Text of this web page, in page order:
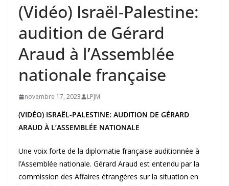
(Vidéo) Israël-Palestine:
audition de Gérard
Araud à l’Assemblée
nationale française
novembre 17, 2023 LPJM
(VIDÉO) ISRAËL-PALESTINE: AUDITION DE GÉRARD
ARAUD À L’ASSEMBLÉE NATIONALE
Une voix forte de la diplomatie française auditionnée à
l’Assemblée nationale. Gérard Araud est entendu par la
commission des Affaires étrangères sur la situation en